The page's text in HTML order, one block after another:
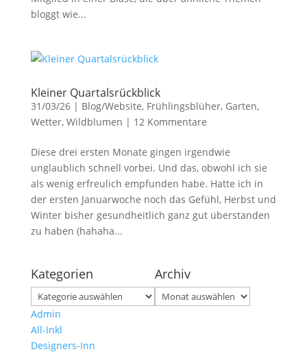
bloggt wie...
Kleiner Quartalsrückblick
31/03/26| Blog/Website, Frühlingsblüher, Garten,
Wetter, Wildblumen | 12 Kommentare
Diese drei ersten Monate gingen irgendwie
unglaublich schnell vorbei. Und das, obwohl ich sie
als wenig erfreulich empfunden habe. Hatte ich in
der ersten Januarwoche noch das Gefühl, Herbst und
Winter bisher gesundheitlich ganz gut überstanden
zu haben (hahaha...
Kategorien
Kategorien
Archiv
Archiv
Admin
All-Inkl
Designers-Inn